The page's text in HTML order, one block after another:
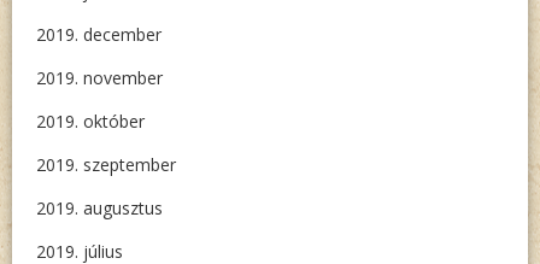
2019. december
2019. november
2019. október
2019. szeptember
2019. augusztus
2019. július